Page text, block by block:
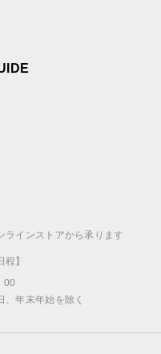
ラインストアから承ります
】
00
、年末年始を除く